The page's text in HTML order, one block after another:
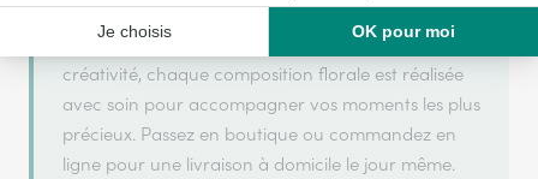
Au Palais des Fleurs est un fleuriste artisan situé à
Le Thillot. Avec un souci de fraîcheur et de
créativité, chaque composition florale est réalisée
avec soin pour accompagner vos moments les plus
précieux. Passez en boutique ou commandez en
ligne pour une livraison à domicile le jour même.